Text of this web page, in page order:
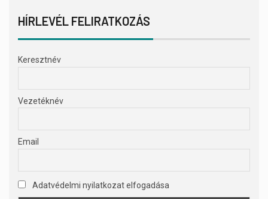
HÍRLEVÉL FELIRATKOZÁS
Keresztnév
Vezetéknév
Email
Adatvédelmi nyilatkozat elfogadása